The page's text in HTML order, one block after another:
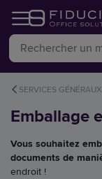
SERVICES
Emballage
Vous souhaitez
documents de
endroit !